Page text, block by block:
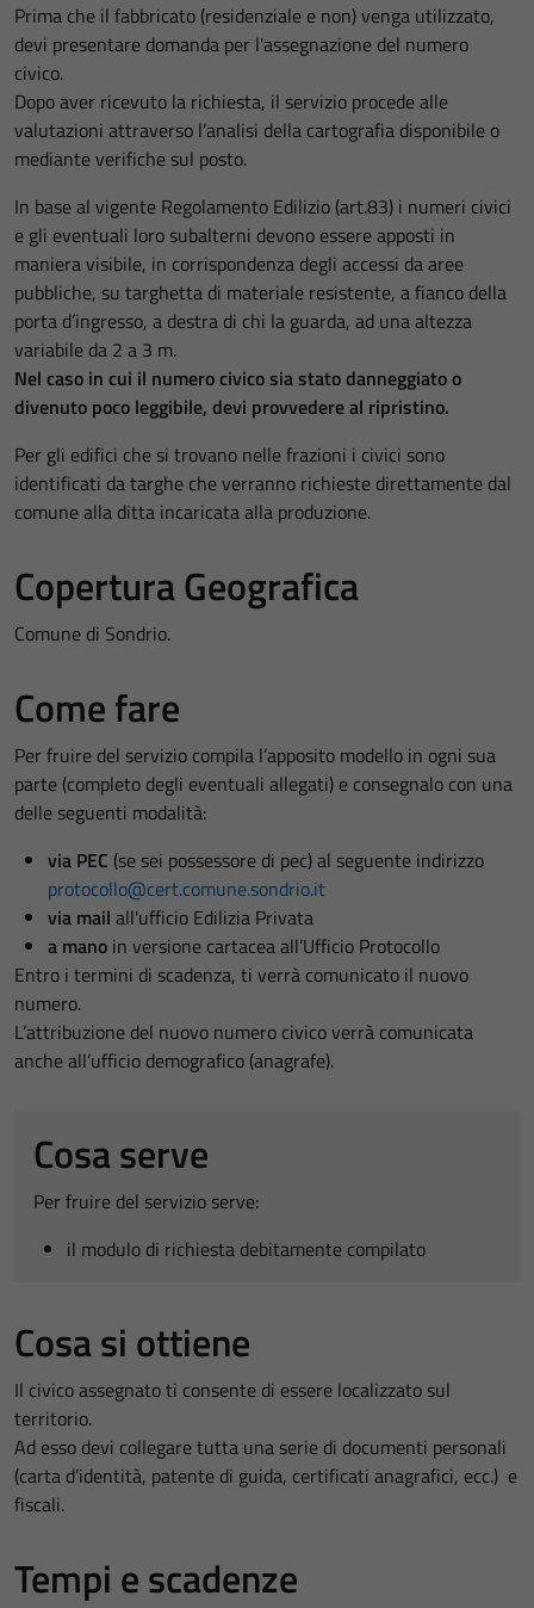
Prima che il fabbricato (residenziale e non) venga utilizzato,
devi presentare domanda per l'assegnazione del numero
civico.
Dopo aver ricevuto la richiesta, il servizio procede alle
valutazioni attraverso l’analisi della cartografia disponibile o
mediante verifiche sul posto.
In base al vigente Regolamento Edilizio (art.83) i numeri civici
e gli eventuali loro subalterni devono essere apposti in
maniera visibile, in corrispondenza degli accessi da aree
pubbliche, su targhetta di materiale resistente, a fianco della
porta d’ingresso, a destra di chi la guarda, ad una altezza
variabile da 2 a 3 m.
Nel caso in cui il numero civico sia stato danneggiato o
divenuto poco leggibile, devi provvedere al ripristino.
Per gli edifici che si trovano nelle frazioni i civici sono
identificati da targhe che verranno richieste direttamente dal
comune alla ditta incaricata alla produzione.
Copertura Geografica
Comune di Sondrio.
Come fare
Per fruire del servizio compila l’apposito modello in ogni sua
parte (completo degli eventuali allegati) e consegnalo con una
delle seguenti modalità:
via PEC (se sei possessore di pec) al seguente indirizzo
protocollo@cert.comune.sondrio.it
via mail all'ufficio Edilizia Privata
a mano in versione cartacea all’Ufficio Protocollo
Entro i termini di scadenza, ti verrà comunicato il nuovo
numero.
L’attribuzione del nuovo numero civico verrà comunicata
anche all’ufficio demografico (anagrafe).
Cosa serve
Per fruire del servizio serve:
il modulo di richiesta debitamente compilato
Cosa si ottiene
Il civico assegnato ti consente di essere localizzato sul
territorio.
Ad esso devi collegare tutta una serie di documenti personali
(carta d’identità, patente di guida, certificati anagrafici, ecc.) e
fiscali.
Tempi e scadenze